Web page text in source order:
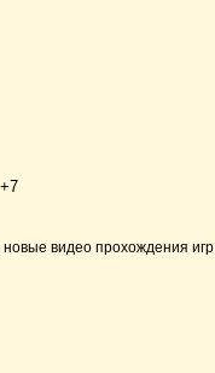
+7
видео прохождения игр